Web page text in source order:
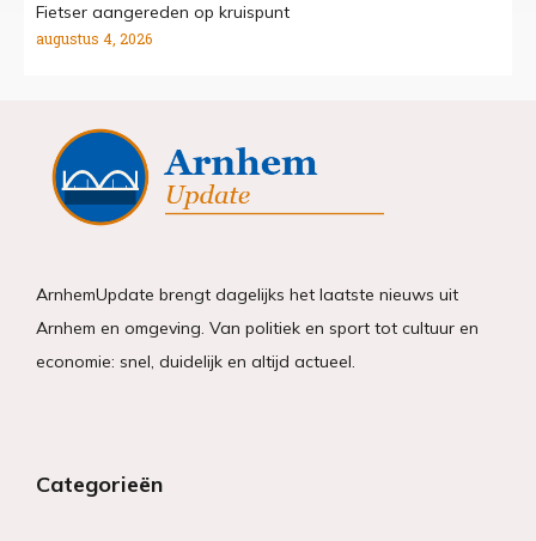
Fietser aangereden op kruispunt
augustus 4, 2026
ArnhemUpdate brengt dagelijks het laatste nieuws uit
Arnhem en omgeving. Van politiek en sport tot cultuur en
economie: snel, duidelijk en altijd actueel.
Categorieën